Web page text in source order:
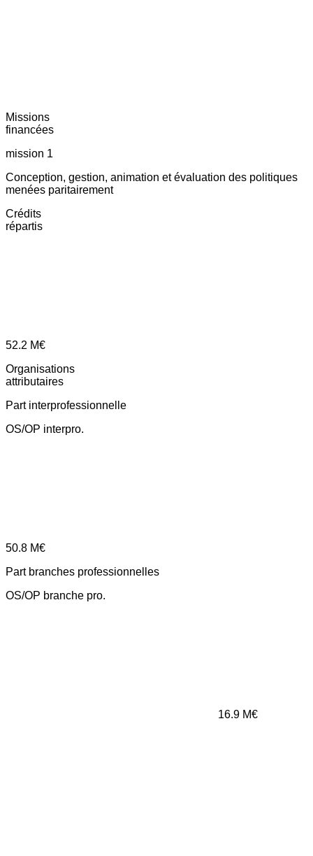
Missions
financées
mission 1
Conception, gestion, animation et évaluation des politiques
menées paritairement
Crédits
répartis
52.2 M€
Organisations
attributaires
Part interprofessionnelle
OS/OP interpro.
50.8 M€
Part branches professionnelles
OS/OP branche pro.
16.9 M€